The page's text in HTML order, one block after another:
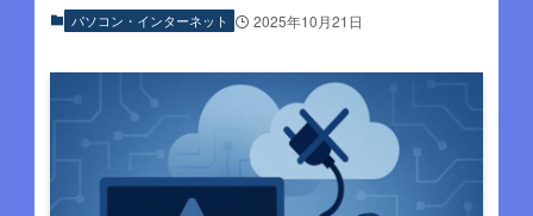
パソコン・インターネット 2025年10月21日